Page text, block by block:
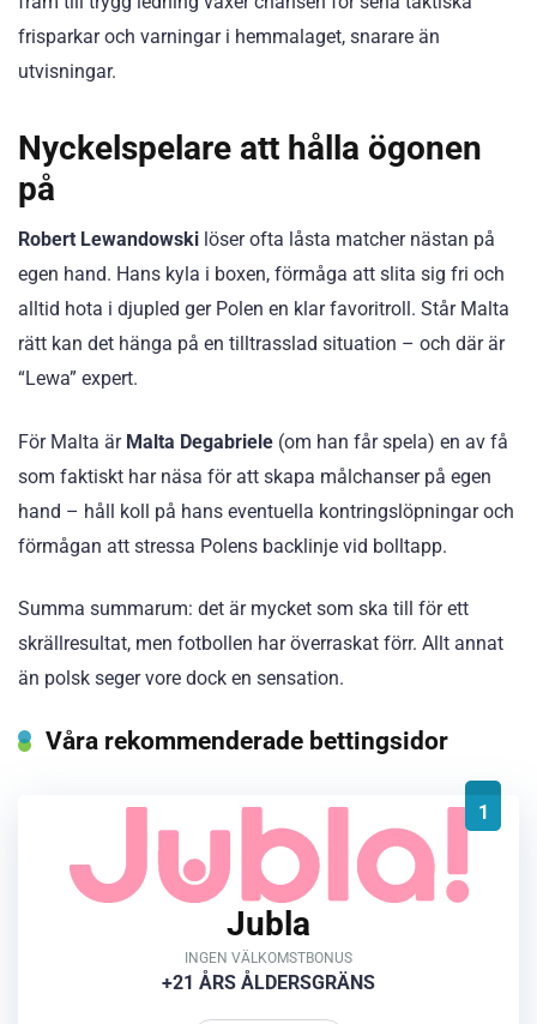
frisparkar och varningar i hemmalaget, snarare än
utvisningar.
Nyckelspelare att hålla ögonen
på
Robert Lewandowski löser ofta låsta matcher nästan på
egen hand. Hans kyla i boxen, förmåga att slita sig fri och
alltid hota i djupled ger Polen en klar favoritroll. Står Malta
rätt kan det hänga på en tilltrasslad situation – och där är
“Lewa” expert.
För Malta är Malta Degabriele (om han får spela) en av få
som faktiskt har näsa för att skapa målchanser på egen
hand – håll koll på hans eventuella kontringslöpningar och
förmågan att stressa Polens backlinje vid bolltapp.
Summa summarum: det är mycket som ska till för ett
skrällresultat, men fotbollen har överraskat förr. Allt annat
än polsk seger vore dock en sensation.
Våra rekommenderade bettingsidor
1
Jubla
INGEN VÄLKOMSTBONUS
+21 ÅRS ÅLDERSGRÄNS